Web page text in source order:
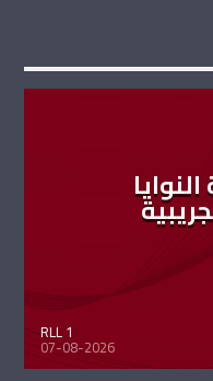
RLL 1
07-08-2026